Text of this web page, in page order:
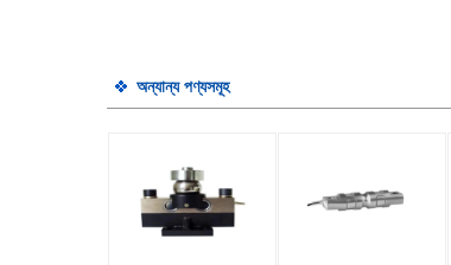
অন্যান্য পণ্যসমূহ